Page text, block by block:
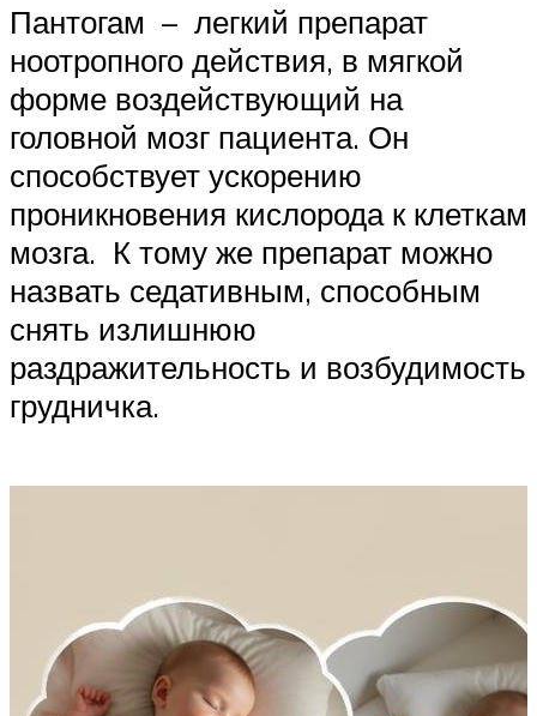
Пантогам – легкий препарат
ноотропного действия, в мягкой
форме воздействующий на
головной мозг пациента. Он
способствует ускорению
проникновения кислорода к клеткам
мозга. К тому же препарат можно
назвать седативным, способным
снять излишнюю
раздражительность и возбудимость
грудничка.